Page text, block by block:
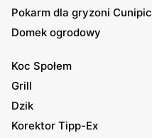
Pokarm dla gryzoni Cunipic
Domek ogrodowy
Koc Społem
Grill
Dzik
Korektor Tipp-Ex